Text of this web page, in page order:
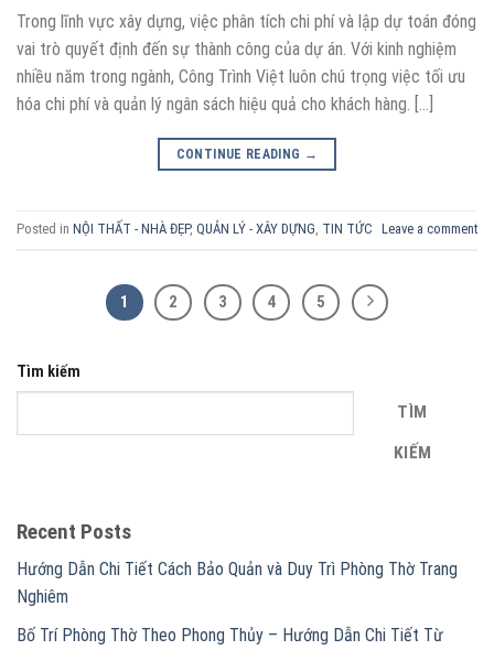
Trong lĩnh vực xây dựng, việc phân tích chi phí và lập dự toán đóng
vai trò quyết định đến sự thành công của dự án. Với kinh nghiệm
nhiều năm trong ngành, Công Trình Việt luôn chú trọng việc tối ưu
hóa chi phí và quản lý ngân sách hiệu quả cho khách hàng. […]
CONTINUE READING →
Posted in NỘI THẤT - NHÀ ĐẸP, QUẢN LÝ - XÂY DỰNG TIN TỨC Leave a comment
1 2 3 4 5
Tìm kiếm
TÌM
KIẾM
Recent Posts
Hướng Dẫn Chi Tiết Cách Bảo Quản và Duy Trì Phòng Thờ Trang
Nghiêm
Bố Trí Phòng Thờ Theo Phong Thủy – Hướng Dẫn Chi Tiết Từ